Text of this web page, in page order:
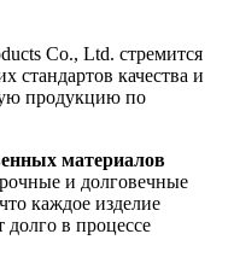
Co., Ltd. стремится
стандартов качества и
продукцию по
материалов
и долговечные
каждое изделие
в процессе